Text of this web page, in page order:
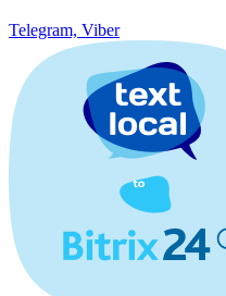
Telegram, Viber